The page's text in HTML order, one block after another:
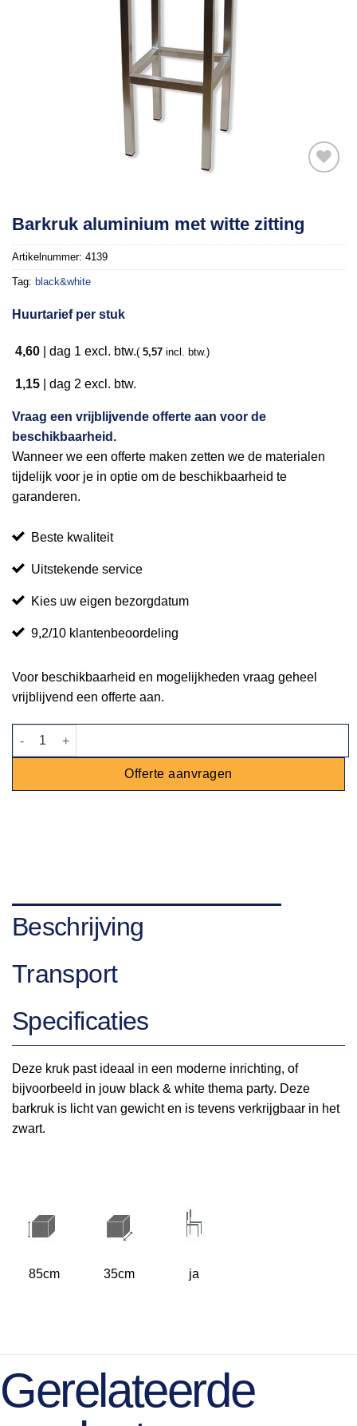
Toevoegen
aan
verlanglijst
Barkruk aluminium met witte zitting
Artikelnummer: 4139
Tag: black&white
Huurtarief per stuk
4,60 dag 1 excl. btw.( 5,57 incl. btw.)
1,15 dag 2 excl. btw.
Vraag een vrijblijvende offerte aan voor de
beschikbaarheid.
Wanneer we een offerte maken zetten we de materialen
tijdelijk voor je in optie om de beschikbaarheid te
garanderen.
Beste kwaliteit
Uitstekende service
Kies uw eigen bezorgdatum
9,2/10 klantenbeoordeling
Voor beschikbaarheid en mogelijkheden vraag geheel
vrijblijvend een offerte aan.
Barkruk aluminium met witte zitting aantal
Offerte aanvragen
Beschrijving
Transport
Specificaties
Deze kruk past ideaal in een moderne inrichting, of
bijvoorbeeld in jouw black & white thema party. Deze
barkruk is licht van gewicht en is tevens verkrijgbaar in het
zwart.
85cm 35cm ja
Gerelateerde